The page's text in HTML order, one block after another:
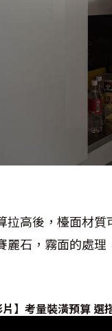
拉高後，檯面材
麗石，霧面的處
片】考量裝潢預算 選